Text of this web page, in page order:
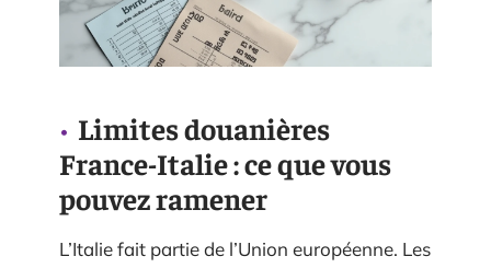
Limites douanières
France-Italie : ce que vous
pouvez ramener
L’Italie fait partie de l’Union européenne. Les